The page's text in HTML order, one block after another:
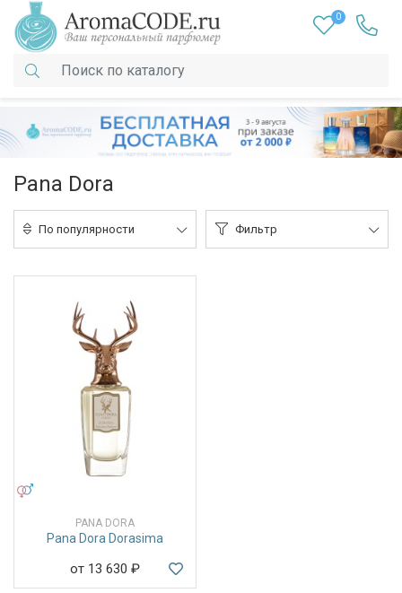
0
Pana Dora
По популярности Фильтр
PANA DORA
Pana Dora Dorasima
от 13 630 ₽